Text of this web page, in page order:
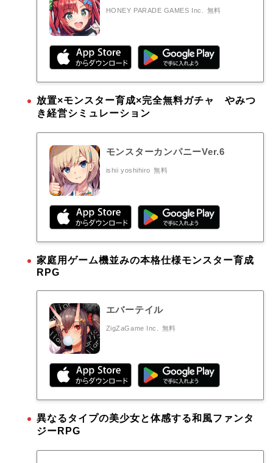
HONEY PARADE GAMES Inc. 無料
放置×モンスター育成×完全無料ガチャ やみつ
き経営シミュレーション
モンスターカンパニーVer.6
ishii yoshihiro 無料
家庭用ゲーム機並みの本格仕様モンスター育成
RPG
エバーテイル
ZigZaGame Inc. 無料
異なるタイプの美少女と体感する和風ファンタ
ジーRPG